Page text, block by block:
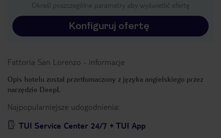
Określ poszczególne parametry aby wyświetlić ofertę
Konfiguruj ofertę
Fattoria San Lorenzo - informacje
Opis hotelu został przetłumaczony z języka angielskiego przez
narzędzie DeepL
Najpopularniejsze udogodnienia:
TUI Service Center 24/7 + TUI App